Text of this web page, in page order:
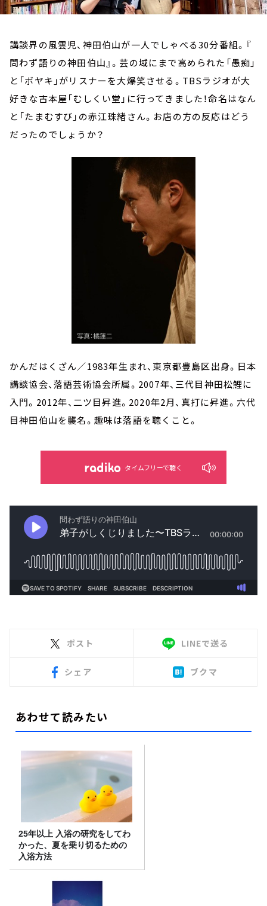
講談界の風雲児、神田伯山が一人でしゃべる30分番組。『
問わず語りの神田伯山』。芸の域にまで高められた「愚痴」
と「ボヤキ」がリスナーを大爆笑させる。TBSラジオが大
好きな古本屋「むしくい堂」に行ってきました！命名はなん
と「たまむすび」の赤江珠緒さん。お店の方の反応はどう
だったのでしょうか？
かんだはくざん／1983年生まれ、東京都豊島区出身。日本
講談協会、落語芸術協会所属。2007年、三代目神田松鯉に
入門。2012年、二ツ目昇進。2020年2月、真打に昇進。六代
目神田伯山を襲名。趣味は落語を聴くこと。
タイムフリーで聴く
ポスト LINEで送る
シェア ブクマ
あわせて読みたい
25年以上 入浴の研究をしてわ
かった、夏を乗り切るための
入浴方法